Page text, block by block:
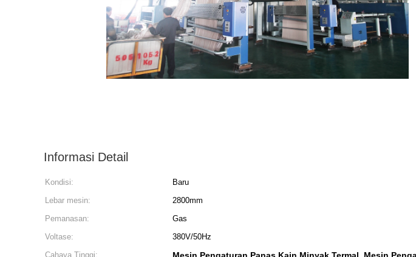
Informasi Detail
Kondisi: Baru
Lebar mesin:
2800mm
Pemanasan:
Gas
Voltase:
380V/50Hz
Cahaya Tinggi: